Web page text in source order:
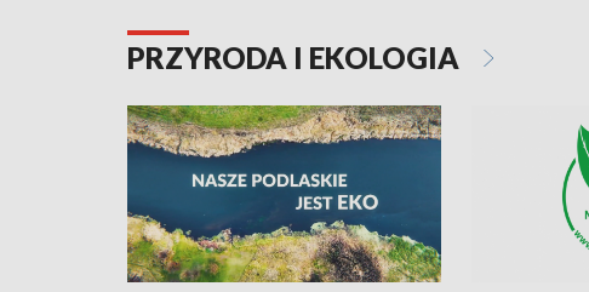
PRZYRODA I EKOLOGIA